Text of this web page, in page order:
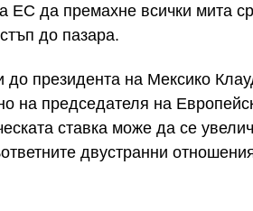
ЕС да премахне всички мита
до пазара.
до президента на Мексико
председателя на
ставка може да се
двустранни